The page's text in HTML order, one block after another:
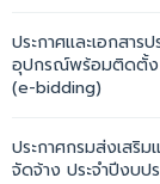
ประกาศและเอกสา
อุปกรณ์พร้อมติดตั้ง
(e-bidding)
ประกาศกรมส่งเสริ
จัดจ้าง ประจำปีงบ